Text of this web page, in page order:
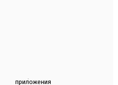
приложения